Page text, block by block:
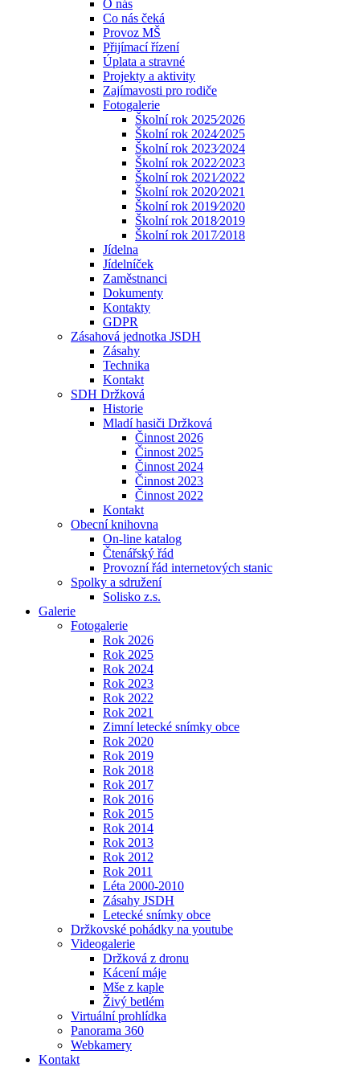
O nás
Co nás čeká
Provoz MŠ
Přijímací řízení
Úplata a stravné
Projekty a aktivity
Zajímavosti pro rodiče
Fotogalerie
Školní rok 2025⁄2026
Školní rok 2024⁄2025
Školní rok 2023⁄2024
Školní rok 2022⁄2023
Školní rok 2021⁄2022
Školní rok 2020⁄2021
Školní rok 2019⁄2020
Školní rok 2018⁄2019
Školní rok 2017⁄2018
Jídelna
Jídelníček
Zaměstnanci
Dokumenty
Kontakty
GDPR
Zásahová jednotka JSDH
Zásahy
Technika
Kontakt
SDH Držková
Historie
Mladí hasiči Držková
Činnost 2026
Činnost 2025
Činnost 2024
Činnost 2023
Činnost 2022
Kontakt
Obecní knihovna
On-line katalog
Čtenářský řád
Provozní řád internetových stanic
Spolky a sdružení
Solisko z.s.
Galerie
Fotogalerie
Rok 2026
Rok 2025
Rok 2024
Rok 2023
Rok 2022
Rok 2021
Zimní letecké snímky obce
Rok 2020
Rok 2019
Rok 2018
Rok 2017
Rok 2016
Rok 2015
Rok 2014
Rok 2013
Rok 2012
Rok 2011
Léta 2000-2010
Zásahy JSDH
Letecké snímky obce
Držkovské pohádky na youtube
Videogalerie
Držková z dronu
Kácení máje
Mše z kaple
Živý betlém
Virtuální prohlídka
Panorama 360
Webkamery
Kontakt